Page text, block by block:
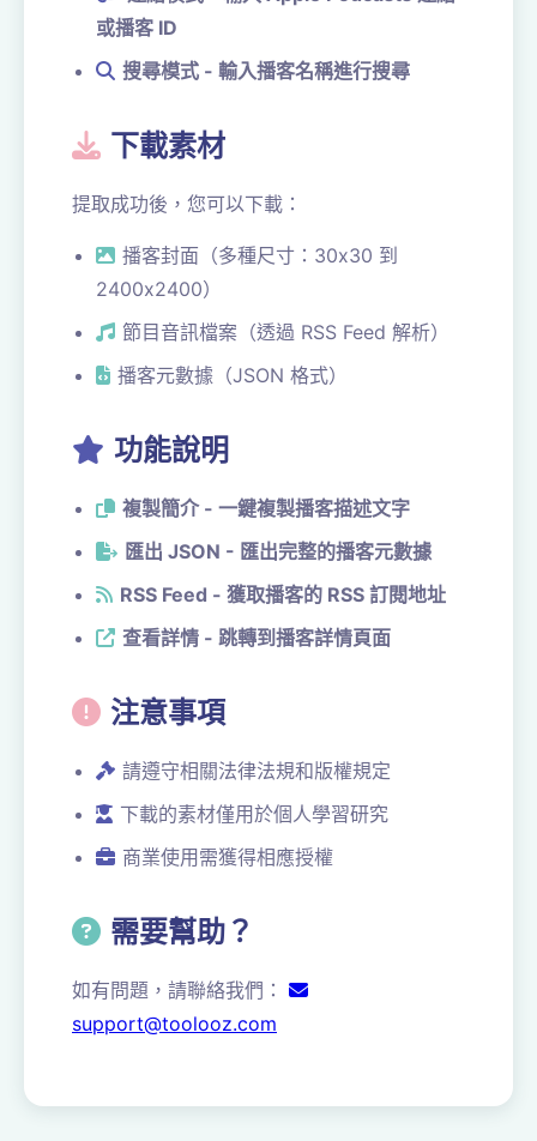
或播客 ID
搜尋模式 - 輸入播客名稱進行搜尋
下載素材
提取成功後，您可以下載：
播客封面（多種尺寸：30x30 到
2400x2400）
節目音訊檔案（透過 RSS Feed 解析）
播客元數據（JSON 格式）
功能說明
複製簡介 - 一鍵複製播客描述文字
匯出 JSON - 匯出完整的播客元數據
RSS Feed - 獲取播客的 RSS 訂閱地址
查看詳情 - 跳轉到播客詳情頁面
注意事項
請遵守相關法律法規和版權規定
下載的素材僅用於個人學習研究
商業使用需獲得相應授權
需要幫助？
如有問題，請聯絡我們：
support@toolooz.com